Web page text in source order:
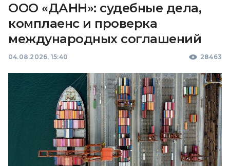
ООО «ДАНН»: судебные дела,
комплаенс и проверка
международных соглашений
04.08.2026, 15:40 28463